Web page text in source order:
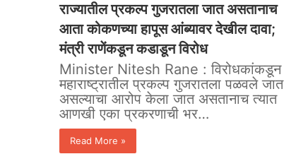
राज्यातील प्रकल्प गुजरातला जात असतानाच
आता कोकणच्या हापूस आंब्यावर देखील दावा;
मंत्री राणेंकडून कडाडून विरोध
Minister Nitesh Rane : विरोधकांकडून
महाराष्ट्रातील प्रकल्प गुजरातला पळवले जात
असल्याचा आरोप केला जात असतानाच त्यात
आणखी एका प्रकरणाची भर…
Read More »